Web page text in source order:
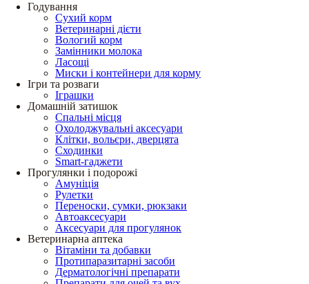
Годування
Сухий корм
Ветеринарні дієти
Вологий корм
Замінники молока
Ласощі
Миски і контейнери для корму
Ігри та розваги
Іграшки
Домашній затишок
Спальні місця
Охолоджувальні аксесуари
Клітки, вольєри, дверцята
Сходинки
Smart-гаджети
Прогулянки і подорожі
Амуніція
Рулетки
Переноски, сумки, рюкзаки
Автоаксесуари
Аксесуари для прогулянок
Ветеринарна аптека
Вітаміни та добавки
Протипаразитарні засоби
Дерматологічні препарати